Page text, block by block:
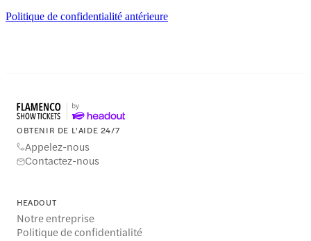
Politique de confidentialité antérieure
OBTENIR DE L'AIDE 24/7
Appelez-nous
Contactez-nous
HEADOUT
Notre entreprise
Politique de confidentialité